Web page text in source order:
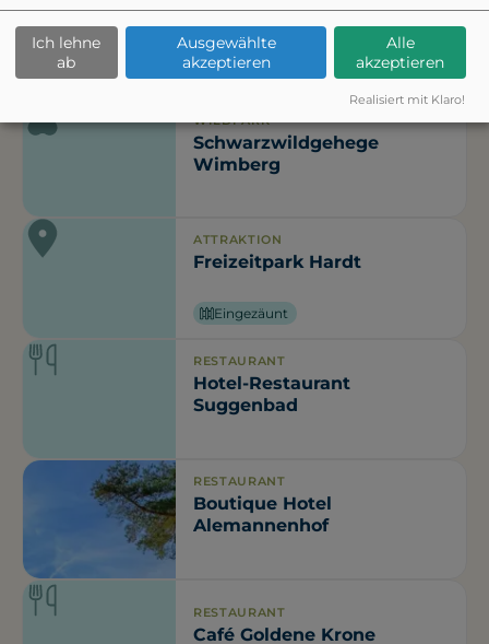
ATTRAKTION
Cafe Paradiso
WILDPARK
Schwarzwildgehege
Wimberg
ATTRAKTION
Freizeitpark Hardt
Eingezäunt
RESTAURANT
Hotel-Restaurant
Suggenbad
RESTAURANT
Boutique Hotel
Alemannenhof
RESTAURANT
Café Goldene Krone
Ich lehne
ab
Ausgewählte
akzeptieren
Alle
akzeptieren
Realisiert mit Klaro!